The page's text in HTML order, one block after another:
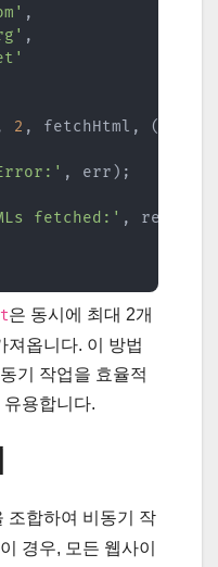
,
,
2 , fetchHtml , (
, err ) ;
fetched:' , results
은 동시에 최대 2개
져옵니다. 이 방법
기 작업을 효율적
용합니다.
조합하여 비동기 작
경우, 모든 웹사이